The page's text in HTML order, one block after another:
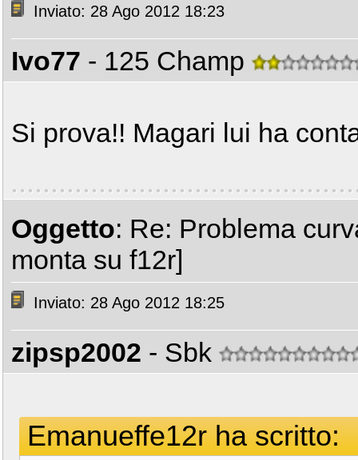
Inviato: 28 Ago 2012 18:23
Ivo77 - 125 Champ
Si prova!! Magari lui ha
Oggetto: Re: Problema
monta su f12r]
Inviato: 28 Ago 2012 18:25
zipsp2002 - Sbk
Emanueffe12r ha scritto: